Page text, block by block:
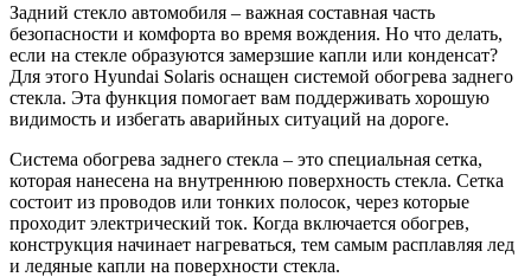
Задний стекло автомобиля – важная составная часть
безопасности и комфорта во время вождения. Но что делать,
если на стекле образуются замерзшие капли или конденсат?
Для этого Hyundai Solaris оснащен системой обогрева заднего
стекла. Эта функция помогает вам поддерживать хорошую
видимость и избегать аварийных ситуаций на дороге.
Система обогрева заднего стекла – это специальная сетка,
которая нанесена на внутреннюю поверхность стекла. Сетка
состоит из проводов или тонких полосок, через которые
проходит электрический ток. Когда включается обогрев,
конструкция начинает нагреваться, тем самым расплавляя лед
и ледяные капли на поверхности стекла.